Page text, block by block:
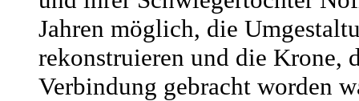
Jahren möglich, die
rekonstruieren und die
Verbindung gebracht worden